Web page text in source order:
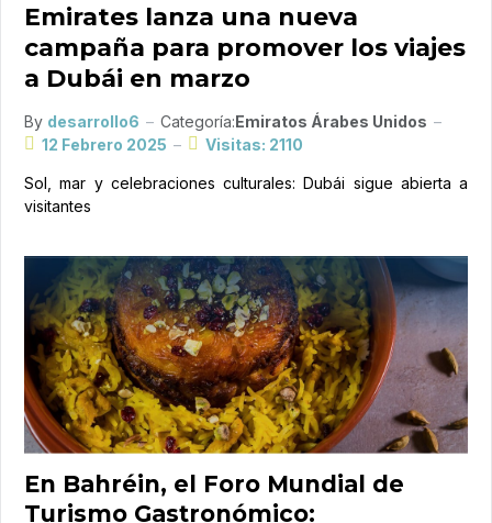
Emirates lanza una nueva
campaña para promover los viajes
a Dubái en marzo
By desarrollo6 Categoría:Emiratos Árabes Unidos
12 Febrero 2025
Visitas: 2110
Sol, mar y celebraciones culturales: Dubái sigue abierta a
visitantes
En Bahréin, el Foro Mundial de
Turismo Gastronómico: